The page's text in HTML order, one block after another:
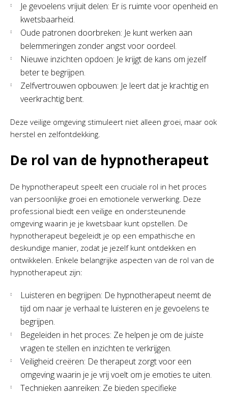
Je gevoelens vrijuit delen: Er is ruimte voor openheid en
kwetsbaarheid.
Oude patronen doorbreken: Je kunt werken aan
belemmeringen zonder angst voor oordeel.
Nieuwe inzichten opdoen: Je krijgt de kans om jezelf
beter te begrijpen.
Zelfvertrouwen opbouwen: Je leert dat je krachtig en
veerkrachtig bent.
Deze veilige omgeving stimuleert niet alleen groei, maar ook
herstel en zelfontdekking.
De rol van de hypnotherapeut
De hypnotherapeut speelt een cruciale rol in het proces
van persoonlijke groei en emotionele verwerking. Deze
professional biedt een veilige en ondersteunende
omgeving waarin je je kwetsbaar kunt opstellen. De
hypnotherapeut begeleidt je op een empathische en
deskundige manier, zodat je jezelf kunt ontdekken en
ontwikkelen. Enkele belangrijke aspecten van de rol van de
hypnotherapeut zijn:
Luisteren en begrijpen: De hypnotherapeut neemt de
tijd om naar je verhaal te luisteren en je gevoelens te
begrijpen.
Begeleiden in het proces: Ze helpen je om de juiste
vragen te stellen en inzichten te verkrijgen.
Veiligheid creëren: De therapeut zorgt voor een
omgeving waarin je je vrij voelt om je emoties te uiten.
Technieken aanreiken: Ze bieden specifieke